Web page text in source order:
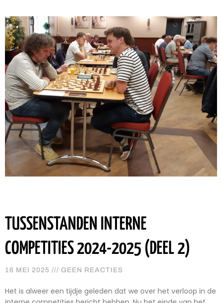
TUSSENSTANDEN INTERNE
COMPETITIES 2024-2025 (DEEL 2)
16 MEI 2025 GEEN REACTIES
Het is alweer een tijdje geleden dat we over het verloop in de